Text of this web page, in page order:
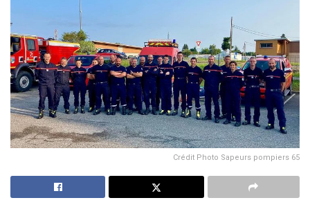
Crédit Photo Sapeurs pompiers 65